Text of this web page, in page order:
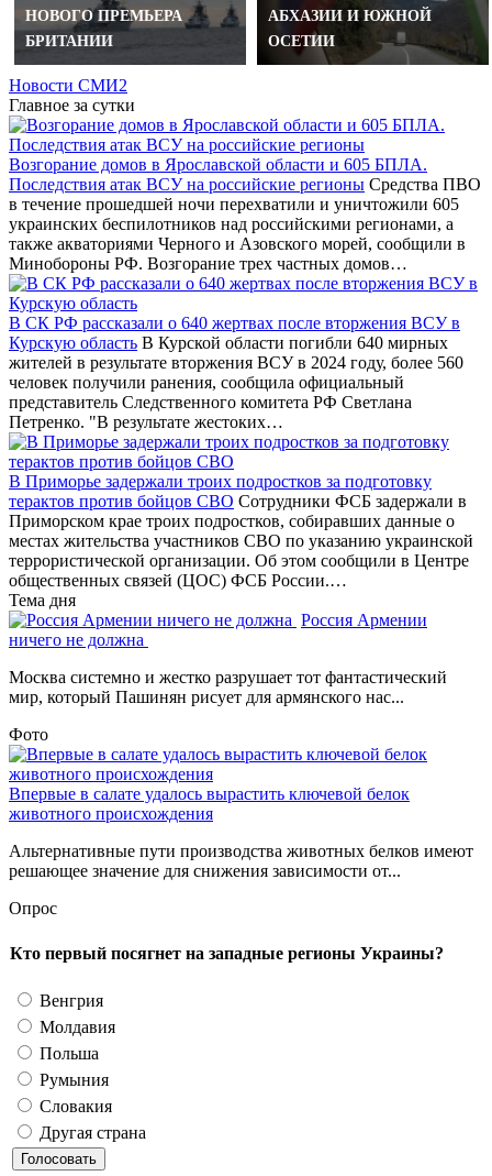
НОВОГО ПРЕМЬЕРА
БРИТАНИИ
АБХАЗИИ И ЮЖНОЙ
ОСЕТИИ
Новости СМИ2
Главное за сутки
Возгорание домов в Ярославской области и 605 БПЛА.
Последствия атак ВСУ на российские регионы Средства ПВО
в течение прошедшей ночи перехватили и уничтожили 605
украинских беспилотников над российскими регионами, а
также акваториями Черного и Азовского морей, сообщили в
Минобороны РФ. Возгорание трех частных домов…
В СК РФ рассказали о 640 жертвах после вторжения ВСУ в
Курскую область В Курской области погибли 640 мирных
жителей в результате вторжения ВСУ в 2024 году, более 560
человек получили ранения, сообщила официальный
представитель Следственного комитета РФ Светлана
Петренко. "В результате жестоких…
В Приморье задержали троих подростков за подготовку
терактов против бойцов СВО Сотрудники ФСБ задержали в
Приморском крае троих подростков, собиравших данные о
местах жительства участников СВО по указанию украинской
террористической организации. Об этом сообщили в Центре
общественных связей (ЦОС) ФСБ России.…
Тема дня
Россия Армении
ничего не должна
Москва системно и жестко разрушает тот фантастический
мир, который Пашинян рисует для армянского нас...
Фото
Впервые в салате удалось вырастить ключевой белок
животного происхождения
Альтернативные пути производства животных белков имеют
решающее значение для снижения зависимости от...
Опрос
Кто первый посягнет на западные регионы Украины?
Венгрия
Молдавия
Польша
Румыния
Словакия
Другая страна